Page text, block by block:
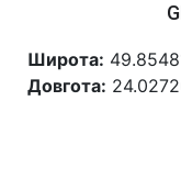
Широта:
Довгота: